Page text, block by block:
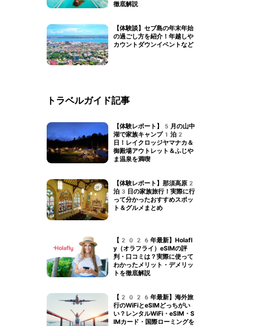
徹底解説
【体験談】セブ島の年末年始
の過ごし方を紹介！年越しや
カウントダウンイベントなど
トラベルガイド記事
【体験レポート】5月の山中
湖で家族キャンプ1泊2
日！レイクロッジヤマナカ＆
御殿場アウトレット＆ふじや
ま温泉を満喫
【体験レポート】那須高原2
泊3日の家族旅行！実際に行
って分かったおすすめスポッ
ト＆グルメまとめ
【2026年最新】Holafl
y（オラフライ）eSIMの評
判・口コミは？実際に使って
わかったメリット・デメリッ
トを徹底解説
【2026年最新】海外旅
行のWiFiとeSIMどっちがい
い？レンタルWiFi・eSIM・S
IMカード・国際ローミングを